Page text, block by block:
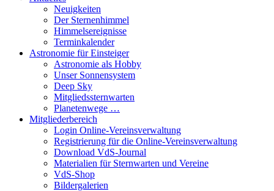
Neuigkeiten
Der Sternenhimmel
Himmelsereignisse
Terminkalender
Astronomie für Einsteiger
Astronomie als Hobby
Unser Sonnensystem
Deep Sky
Mitgliedssternwarten
Planetenwege …
Mitgliederbereich
Login Online-Vereinsverwaltung
Registrierung für die Online-Vereinsverwaltung
Download VdS-Journal
Materialien für Sternwarten und Vereine
VdS-Shop
Bildergalerien